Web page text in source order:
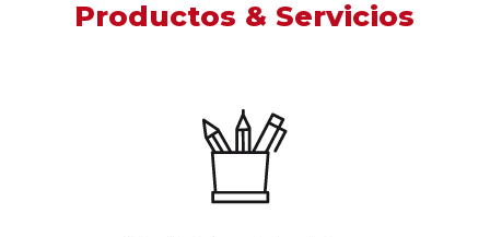
Productos & Servicios